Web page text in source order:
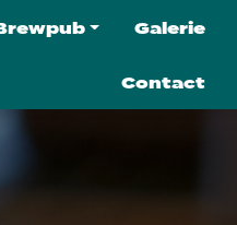
un brewpub ?
Galerie
Contact